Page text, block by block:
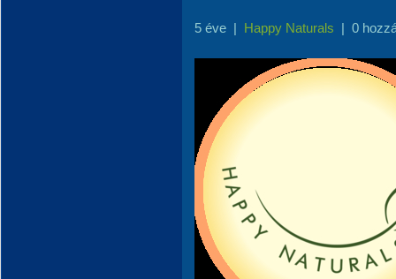
5 éve | Happy Naturals | 0